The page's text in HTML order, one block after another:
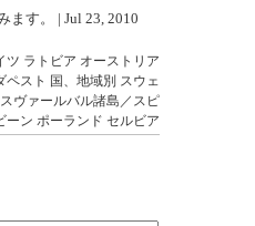
ます。 | Jul 23, 2010
ツ ラトビア オーストリア
スト 国、地域別 スウェ
スヴァールバル諸島／スピ
ーン ポーランド セルビア